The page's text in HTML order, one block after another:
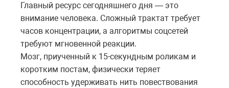
Главный ресурс сегодняшнего дня — это
внимание человека. Сложный трактат требует
часов концентрации, а алгоритмы соцсетей
требуют мгновенной реакции.
Мозг, приученный к 15-секундным роликам и
коротким постам, физически теряет
способность удерживать нить повествования